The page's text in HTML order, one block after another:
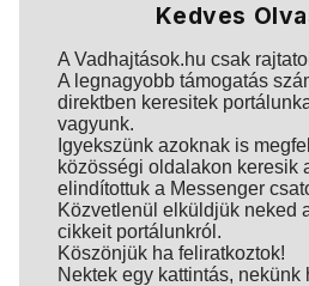
Kedves
A Vadhajtások.hu csak
A legnagyobb támogatás
direktben keresitek
vagyunk.
Igyekszünk azoknak is
közösségi oldalakon keresik
elindítottuk a Messenger
Közvetlenül elküldjük neked
cikkeit portálunkról.
Köszönjük ha feliratkoztok!
Nektek egy kattintás, nekünk